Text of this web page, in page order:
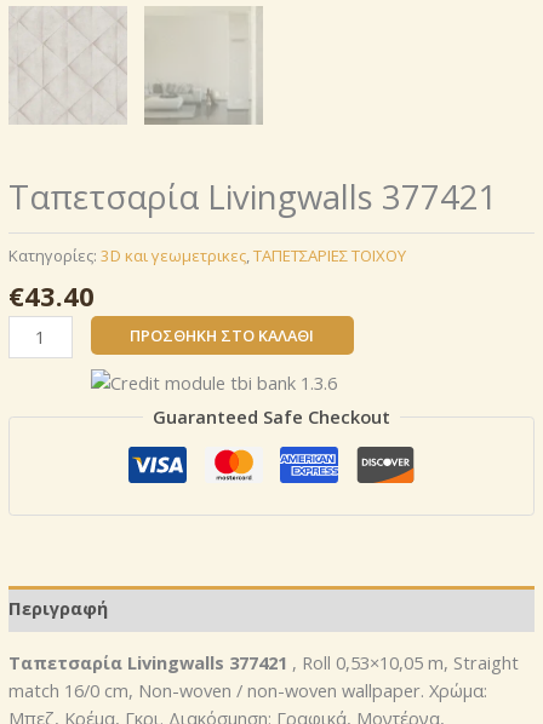
Ταπετσαρία Livingwalls 377421
Κατηγορίες: 3D και γεωμετρικες,ΤΑΠΕΤΣΑΡΙΕΣ ΤΟΙΧΟΥ
€43.40
Ταπετσαρία
Livingwalls
ποσότητα
ΠΡΟΣΘΉΚΗ ΣΤΟ ΚΑΛΆΘΙ
Guaranteed Safe Checkout
Περιγραφή
Ταπετσαρία Livingwalls 377421 , Roll 0,53×10,05 m, Straight
match 16/0 cm, Non-woven / non-woven wallpaper. Χρώμα:
Μπεζ, Κρέμα, Γκρι. Διακόσμηση: Γραφικά, Μοντέρνα,